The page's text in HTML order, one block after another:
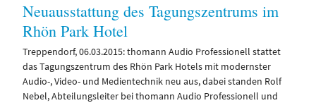
Neuausstattung des Tagungszentrums im
Rhön Park Hotel
Treppendorf, 06.03.2015: thomann Audio Professionell stattet
das Tagungszentrum des Rhön Park Hotels mit modernster
Audio-, Video- und Medientechnik neu aus, dabei standen Rolf
Nebel, Abteilungsleiter bei thomann Audio Professionell und